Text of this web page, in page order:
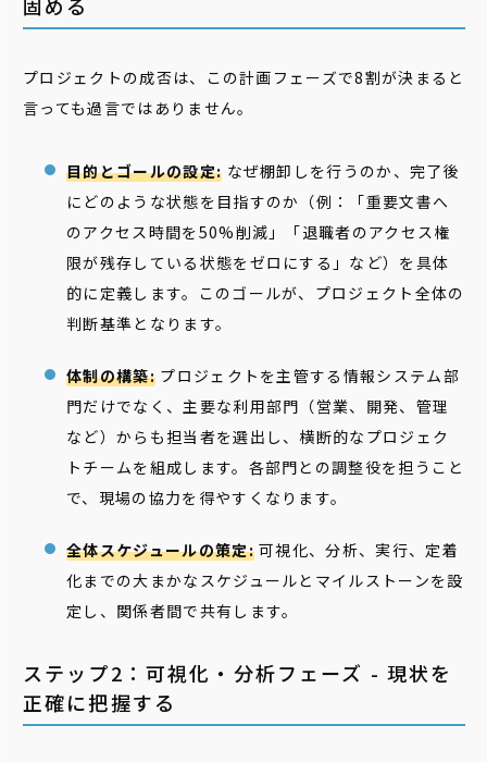
プロジェクトの成否は、この計画フェーズで8割が決まると
言っても過言ではありません。
目的とゴールの設定: なぜ棚卸しを行うのか、完了後
にどのような状態を目指すのか（例：「重要文書へ
のアクセス時間を50%削減」「退職者のアクセス権
限が残存している状態をゼロにする」など）を具体
的に定義します。このゴールが、プロジェクト全体の
判断基準となります。
体制の構築:プロジェクトを主管する情報システム部
門だけでなく、主要な利用部門（営業、開発、管理
など）からも担当者を選出し、横断的なプロジェク
トチームを組成します。各部門との調整役を担うこと
で、現場の協力を得やすくなります。
全体スケジュールの策定:可視化、分析、実行、定着
化までの大まかなスケジュールとマイルストーンを設
定し、関係者間で共有します。
ステップ2：可視化・分析フェーズ - 現状を
正確に把握する